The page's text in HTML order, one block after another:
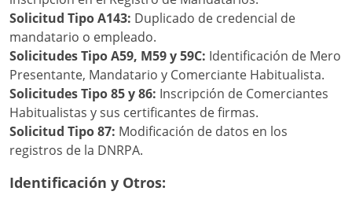
Solicitud Tipo A143: Duplicado de credencial de
mandatario o empleado.
Solicitudes Tipo A59, M59 y 59C: Identificación de Mero
Presentante, Mandatario y Comerciante Habitualista.
Solicitudes Tipo 85 y 86: Inscripción de Comerciantes
Habitualistas y sus certificantes de firmas.
Solicitud Tipo 87: Modificación de datos en los
registros de la DNRPA.
Identificación y Otros: